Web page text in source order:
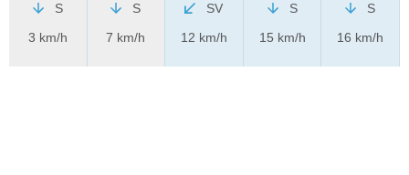
S
3 km/h
S
7 km/h
SV
12 km/h
S
15 km/h
S
16 km/h